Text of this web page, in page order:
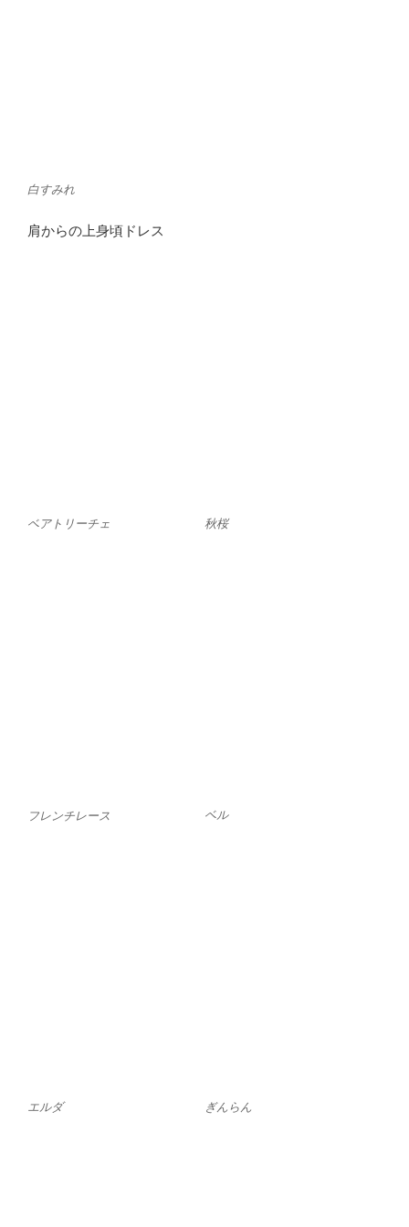
白すみれ
肩からの上身頃ドレス
ベアトリーチェ 秋桜
フレンチレース ベル
エルダ ぎんらん